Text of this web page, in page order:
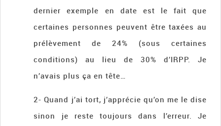
dernier exemple en date est le fait que
certaines personnes peuvent être taxées au
prélèvement de 24% (sous certaines
conditions) au lieu de 30% d’IRPP. Je
n’avais plus ça en tête…
2- Quand j’ai tort, j’apprécie qu’on me le dise
sinon je reste toujours dans l’erreur. Je